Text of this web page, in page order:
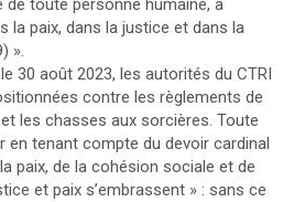
de toute personne humaine, à
la paix, dans la justice et dans la
».
30 août 2023, les autorités du CTRI
contre les règlements de
les chasses aux sorcières. Toute
en tenant compte du devoir cardinal
paix, de la cohésion sociale et de
et paix s’embrassent » : sans ce